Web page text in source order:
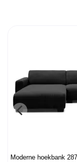
Moderne hoekbank